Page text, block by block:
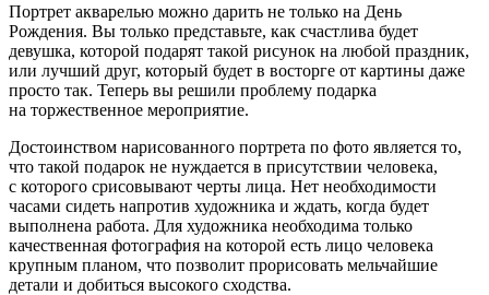
Портрет акварелью можно дарить не только на День
Рождения. Вы только представьте, как счастлива будет
девушка, которой подарят такой рисунок на любой праздник,
или лучший друг, который будет в восторге от картины даже
просто так. Теперь вы решили проблему подарка
на торжественное мероприятие.
Достоинством нарисованного портрета по фото является то,
что такой подарок не нуждается в присутствии человека,
с которого срисовывают черты лица. Нет необходимости
часами сидеть напротив художника и ждать, когда будет
выполнена работа. Для художника необходима только
качественная фотография на которой есть лицо человека
крупным планом, что позволит прорисовать мельчайшие
детали и добиться высокого сходства.